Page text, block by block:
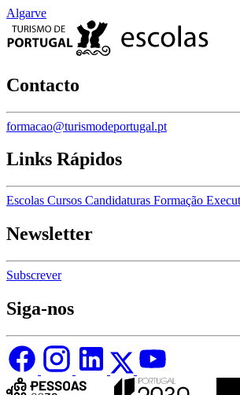
Algarve
Contacto
formacao@turismodeportugal.pt
Links Rápidos
Escolas Cursos Candidaturas Formação
Newsletter
Subscrever
Siga-nos